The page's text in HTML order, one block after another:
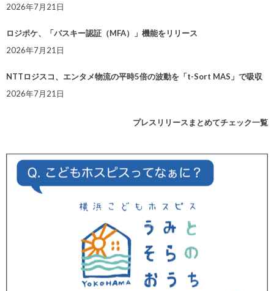
2026年7月21日
ロジポケ、「パスキー認証（MFA）」機能をリリース
2026年7月21日
NTTロジスコ、エンタメ物流の平時5倍の波動を「t-Sort MAS」で吸収
2026年7月21日
プレスリリースまとめてチェック一覧